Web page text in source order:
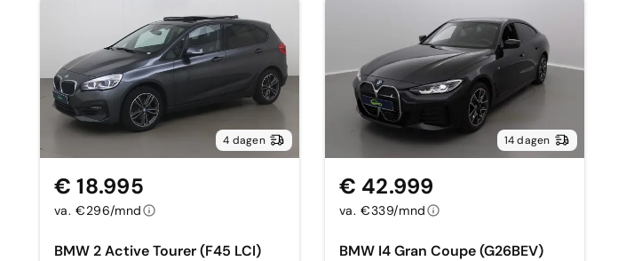
4 dagen
BMW 2 Active Tourer (F45 LCI)
€ 18.995
va. €296/mnd
14 dagen
BMW I4 Gran Coupe (G26BEV)
€ 42.999
va. €339/mnd